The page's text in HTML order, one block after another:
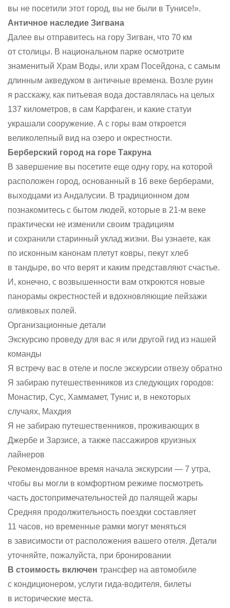
вы не посетили этот город, вы не были в Тунисе!».
Античное наследие Зигвана
Далее вы отправитесь на гору Зигван, что 70 км
от столицы. В национальном парке осмотрите
знаменитый Храм Воды, или храм Посейдона, с самым
длинным акведуком в античные времена. Возле руин
я расскажу, как питьевая вода доставлялась на целых
137 километров, в сам Карфаген, и какие статуи
украшали сооружение. А с горы вам откроется
великолепный вид на озеро и окрестности.
Берберский город на горе Такруна
В завершение вы посетите еще одну гору, на которой
расположен город, основанный в 16 веке берберами,
выходцами из Андалусии. В традиционном дом
познакомитесь с бытом людей, которые в 21-м веке
практически не изменили своим традициям
и сохранили старинный уклад жизни. Вы узнаете, как
по исконным канонам плетут ковры, пекут хлеб
в тандыре, во что верят и каким представляют счастье.
И, конечно, с возвышенности вам откроются новые
панорамы окрестностей и вдохновляющие пейзажи
оливковых полей.
Организационные детали
Экскурсию проведу для вас я или другой гид из нашей
команды
Я встречу вас в отеле и после экскурсии отвезу обратно
Я забираю путешественников из следующих городов:
Монастир, Сус, Хаммамет, Тунис и, в некоторых
случаях, Махдия
Я не забираю путешественников, проживающих в
Джербе и Зарзисе, а также пассажиров круизных
лайнеров
Рекомендованное время начала экскурсии — 7 утра,
чтобы вы могли в комфортном режиме посмотреть
часть достопримечательностей до палящей жары
Средняя продолжительность поездки составляет
11 часов, но временные рамки могут меняться
в зависимости от расположения вашего отеля. Детали
уточняйте, пожалуйста, при бронировании
В стоимость включен трансфер на автомобиле
с кондиционером, услуги гида-водителя, билеты
в исторические места.